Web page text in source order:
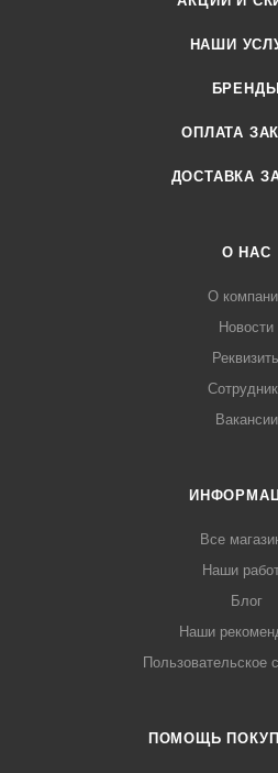
НАШИ
БРЕНДЫ
ОПЛАТА
ДОСТАВКА
О НАС
О
Новости
Вакансии
Все
Наши
Блог
Наши
Пользовательское
ПОМОЩЬ